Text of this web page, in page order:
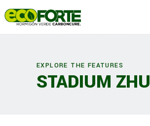
EXPLORE THE FEATURES
STADIUM ZHU